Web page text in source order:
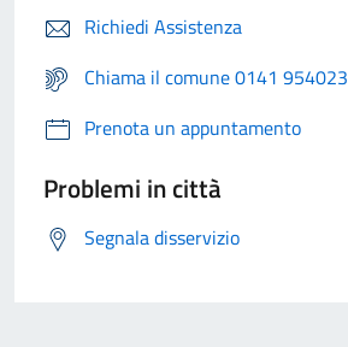
Richiedi Assistenza
Chiama il comune 0141 954023
Prenota un appuntamento
Problemi in città
Segnala disservizio